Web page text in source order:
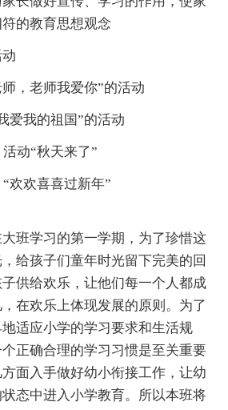
的教育思想观念
，老师我爱你”的活动
爱我的祖国”的活动
动“秋天来了”
欢欢喜喜过新年”
班学习的第一学期，为了珍惜这
给孩子们童年时光留下完美的回
供给欢乐，让他们每一个人都成
在欢乐上体现发展的原则。为了
适应小学的学习要求和生活规
正确合理的学习习惯是至关重要
面入手做好幼小衔接工作，让幼
态中进入小学教育。所以本班将